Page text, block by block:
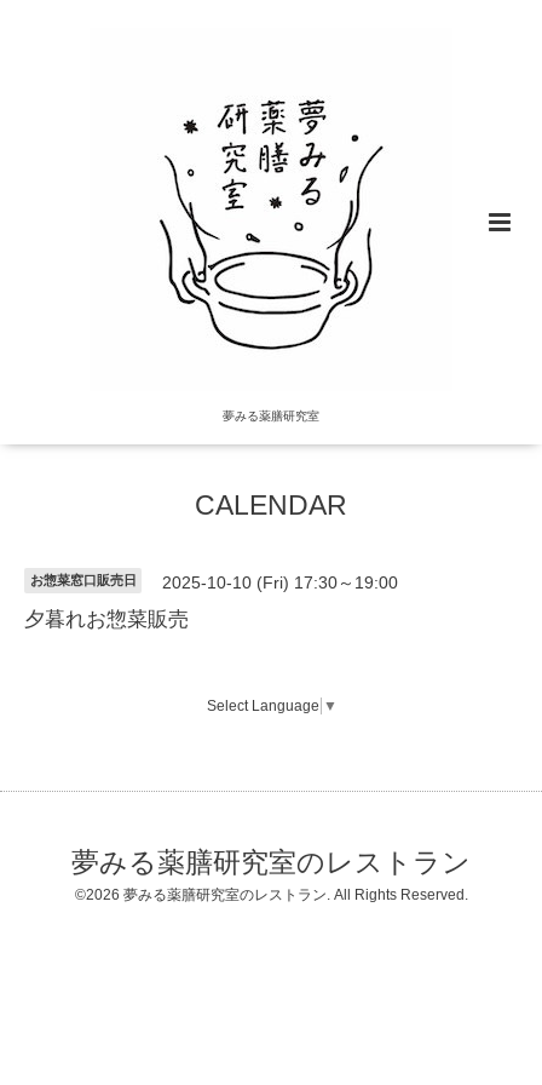
夢みる薬膳研究室
CALENDAR
お惣菜窓口販売日 2025-10-10 (Fri) 17:30～19:00
夕暮れお惣菜販売
Select Language ▼
夢みる薬膳研究室のレストラン
©2026 夢みる薬膳研究室のレストラン. All Rights Reserved.